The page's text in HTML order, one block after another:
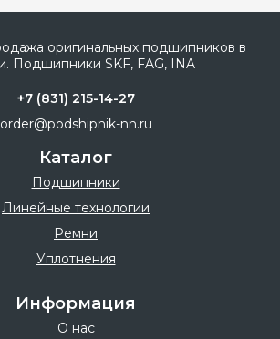
+7 (831) 215-14-27
order@podshipnik-nn.ru
Каталог
Подшипники
Линейные технологии
Ремни
Уплотнения
Информация
О нас